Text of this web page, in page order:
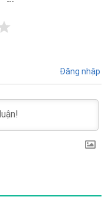
Đăng nhập